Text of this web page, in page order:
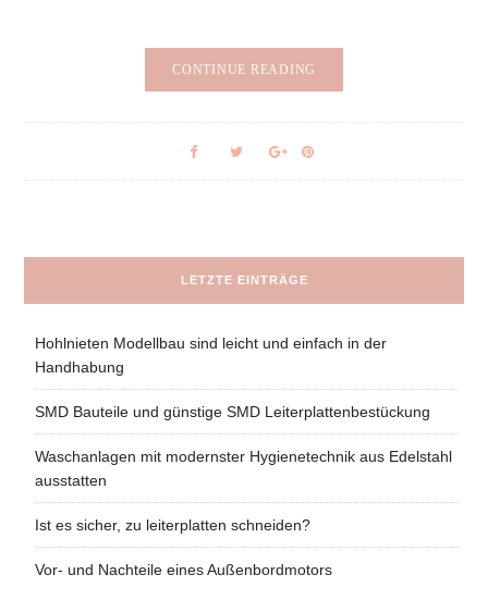
CONTINUE READING
LETZTE EINTRÄGE
Hohlnieten Modellbau sind leicht und einfach in der
Handhabung
SMD Bauteile und günstige SMD Leiterplattenbestückung
Waschanlagen mit modernster Hygienetechnik aus Edelstahl
ausstatten
Ist es sicher, zu leiterplatten schneiden?
Vor- und Nachteile eines Außenbordmotors